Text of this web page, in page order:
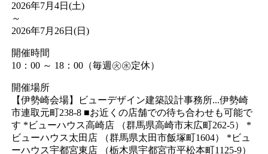
2026年7月4日(土)
～
2026年7月26日(日)
開催時間
10：00 ～ 18：00（毎週㊋㊌定休）
開催場所
【伊勢崎会場】ビューデザイン建築設計事務所...伊勢崎
市連取元町238-8 ■お近くの店舗での待ち合わせも可能で
す *ビューハウス高崎店 （群馬県高崎市末広町262-5） *
ビューハウス太田店 （群馬県太田市飯塚町1604） *ビュ
ーハウス宇都宮東店 （栃木県宇都宮市平松本町1125-9）